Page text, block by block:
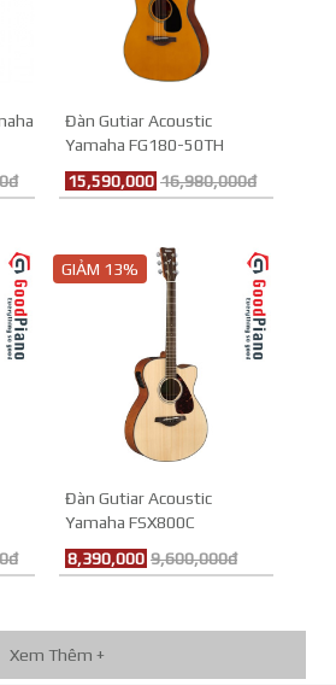
Đàn Gutiar Acoustic
Yamaha FG180-50TH
15,590,000 16,980,000đ
GIẢM 13%
Đàn Gutiar Acoustic
Yamaha FSX800C
8,390,000 9,600,000đ
Xem Thêm +